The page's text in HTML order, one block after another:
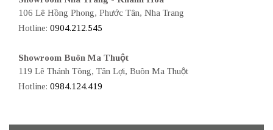
106 Lê Hồng Phong, Phước Tân, Nha Trang
Hotline: 0904.212.545
Showroom Buôn Ma Thuột
119 Lê Thánh Tông, Tân Lợi, Buôn Ma Thuột
Hotline: 0984.124.419